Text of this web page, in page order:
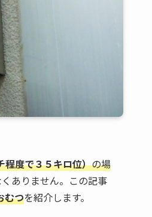
程度で３５キロ位）の場
ありません。この記事
むつを紹介します。